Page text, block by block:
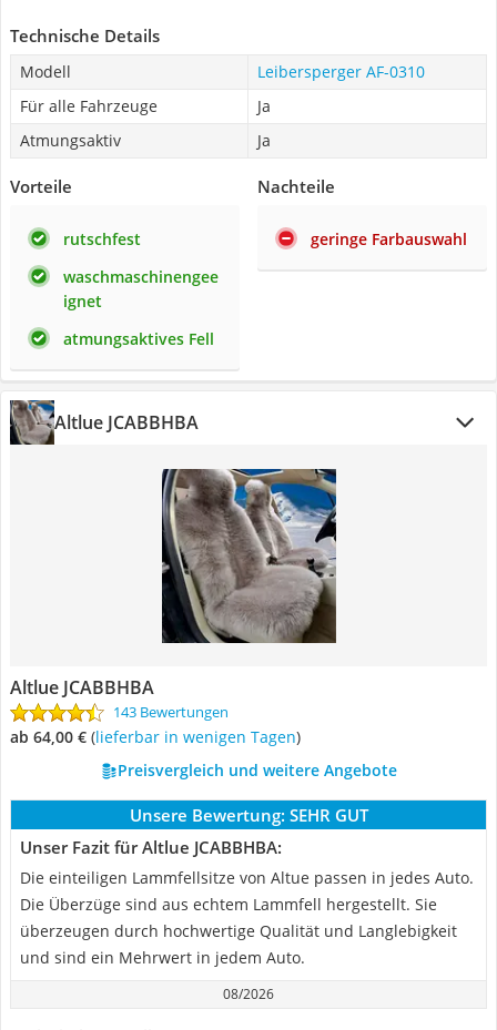
Technische Details
Modell
Leibersperger AF-0310
Für alle Fahrzeuge
Ja
Atmungsaktiv
Ja
Vorteile
rutschfest
waschmaschinengee
ignet
atmungsaktives Fell
Nachteile
geringe Farbauswahl
Altlue JCABBHBA
Altlue JCABBHBA
143 Bewertungen
ab 64,00 € ( Lieferbar in wenigen Tagen)
Preisvergleich und weitere Angebote
Unsere Bewertung: SEHR GUT
Unser Fazit für Altlue JCABBHBA:
Die einteiligen Lammfellsitze von Altue passen in jedes Auto.
Die Überzüge sind aus echtem Lammfell hergestellt. Sie
überzeugen durch hochwertige Qualität und Langlebigkeit
und sind ein Mehrwert in jedem Auto.
08/2026